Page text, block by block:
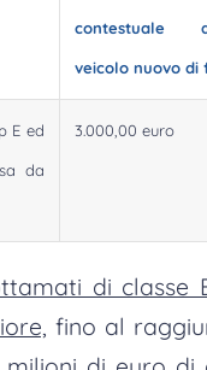
contestuale
veicolo nuovo di
E ed
da
3.000,00 euro
di classe
fino al